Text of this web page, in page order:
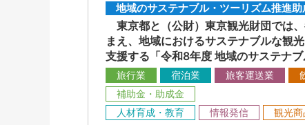
地域のサステナブル・ツーリズム推進
東京都と（公財）東京観光財団では
まえ、地域におけるサステナブルな観
支援する「令和8年度 地域のサステナ
旅行業 宿泊業 旅客運送業
補助金・助成金
人材育成・教育
情報発信 観光